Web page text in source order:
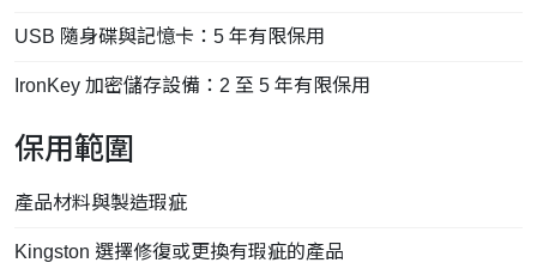
USB 隨身碟與記憶卡：5 年有限保用
IronKey 加密儲存設備：2 至 5 年有限保用
保用範圍
產品材料與製造瑕疵
Kingston 選擇修復或更換有瑕疵的產品